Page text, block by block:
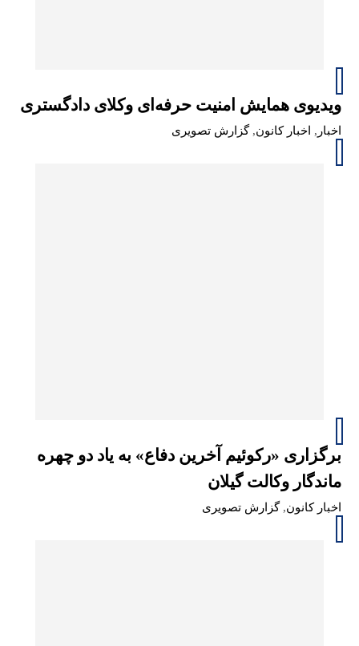
ویدیوی همایش امنیت حرفه‌ای وکلای دادگستری
اخبار , اخبار کانون,گزارش تصویری
برگزاری «رکوئیم آخرین دفاع» به یاد دو چهره
ماندگار وکالت گیلان
اخبار کانون,گزارش تصویری